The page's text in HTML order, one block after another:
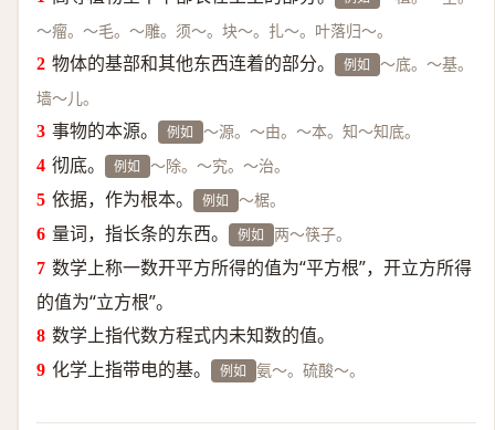
～瘤。～毛。～雕。须～。块～。扎～。叶落归～。
物体的基部和其他东西连着的部分。 例如 ～底。～基。
墙～儿。
事物的本源。 例如 ～源。～由。～本。知～知底。
彻底。 例如 ～除。～究。～治。
依据，作为根本。 例如 ～椐。
量词，指长条的东西。 例如 两～筷子。
数学上称一数开平方所得的值为“平方根”，开立方所得
的值为“立方根”。
数学上指代数方程式内未知数的值。
化学上指带电的基。
例如 氨～。硫酸～。